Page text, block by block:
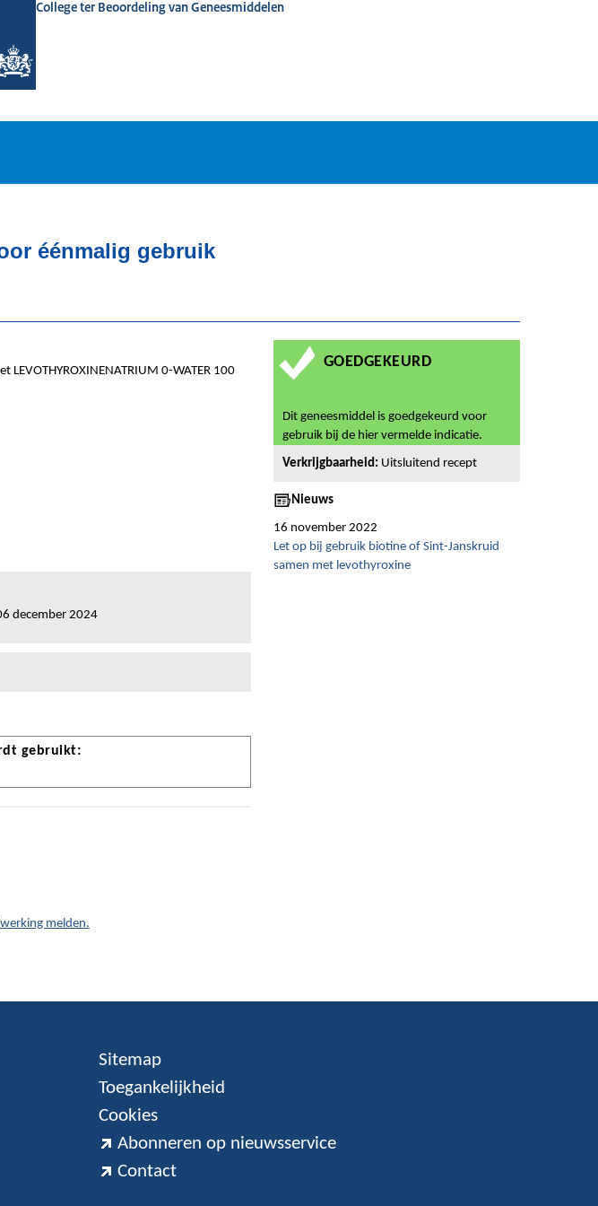
College ter Beoordeling van Geneesmiddelen
éénmalig gebruik
LEVOTHYROXINENATRIUM 0-WATER 100
december 2024
gebruikt:
melden.
GOEDGEKEURD
Dit geneesmiddel is goedgekeurd voor
gebruik bij de hier vermelde indicatie.
Verkrijgbaarheid: Uitsluitend recept
Nieuws
16 november 2022
Let op bij gebruik biotine of Sint-Janskruid
samen met levothyroxine
Sitemap
Toegankelijkheid
Cookies
Abonneren op nieuwsservice
Contact